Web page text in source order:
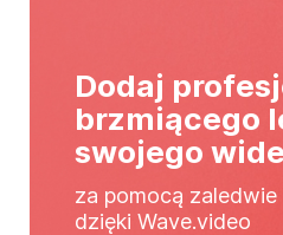
Dodaj
brzmiącego
swojego
za pomocą zaledwie
dzięki Wave.video